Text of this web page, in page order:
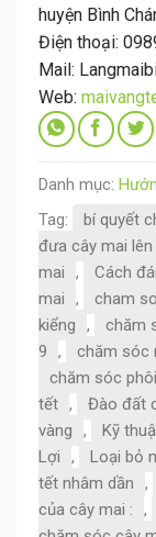
huyện Bình
Điện thoại:
Mail:
Web:
Danh mục:
Tag:
bí quyết
đưa cây mai lên
mai
, Cách
mai
, cham
kiểng
, chăm
9
, chăm sóc
chăm sóc
tết , Đào đất
vàng
, Kỹ
Lợi
, Loại bỏ
tết nhâm dần
,
của cây mai :
,